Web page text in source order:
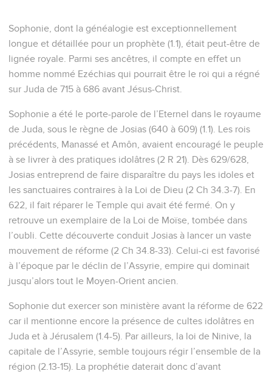
Sophonie, dont la généalogie est exceptionnellement
longue et détaillée pour un prophète (1.1), était peut-être de
lignée royale. Parmi ses ancêtres, il compte en effet un
homme nommé Ezéchias qui pourrait être le roi qui a régné
sur Juda de 715 à 686 avant Jésus-Christ.
Sophonie a été le porte-parole de l’Eternel dans le royaume
de Juda, sous le règne de Josias (640 à 609) (1.1). Les rois
précédents, Manassé et Amôn, avaient encouragé le peuple
à se livrer à des pratiques idolâtres (2 R 21). Dès 629/628,
Josias entreprend de faire disparaître du pays les idoles et
les sanctuaires contraires à la Loi de Dieu (2 Ch 34.3-7). En
622, il fait réparer le Temple qui avait été fermé. On y
retrouve un exemplaire de la Loi de Moïse, tombée dans
l’oubli. Cette découverte conduit Josias à lancer un vaste
mouvement de réforme (2 Ch 34.8-33). Celui-ci est favorisé
à l’époque par le déclin de l’Assyrie, empire qui dominait
jusqu’alors tout le Moyen-Orient ancien.
Sophonie dut exercer son ministère avant la réforme de 622
car il mentionne encore la présence de cultes idolâtres en
Juda et à Jérusalem (1.4-5). Par ailleurs, la loi de Ninive, la
capitale de l’Assyrie, semble toujours régir l’ensemble de la
région (2.13-15). La prophétie daterait donc d’avant